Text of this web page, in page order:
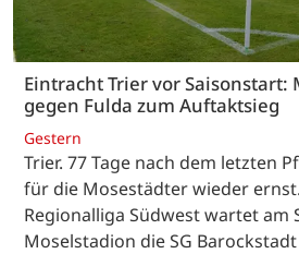
Eintracht Trier vor Saisonstart:
gegen Fulda zum Auftaktsieg
Gestern
Trier. 77 Tage nach dem letzten
für die Mosestädter wieder
Regionalliga Südwest wartet am
Moselstadion die SG